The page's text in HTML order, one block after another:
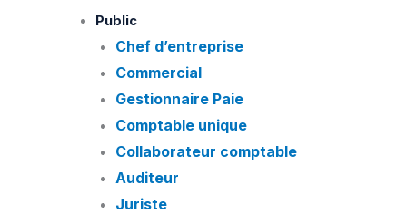
Public
Chef d’entreprise
Commercial
Gestionnaire Paie
Comptable unique
Collaborateur comptable
Auditeur
Juriste